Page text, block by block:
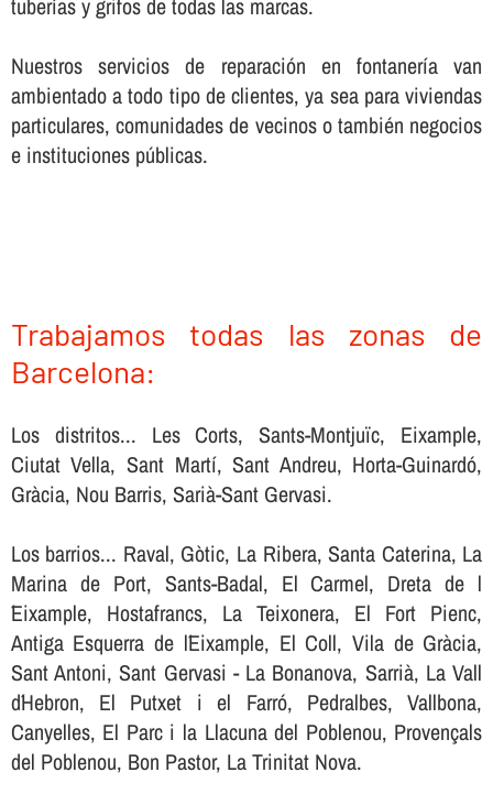
tuberí­as y grifos de todas las marcas.
Nuestros servicios de reparación en fontanerí­a van
ambientado a todo tipo de clientes, ya sea para viviendas
particulares, comunidades de vecinos o también negocios
e instituciones públicas.
Trabajamos todas las zonas de
Barcelona:
Los distritos... Les Corts, Sants-Montjuïc, Eixample,
Ciutat Vella, Sant Martí, Sant Andreu, Horta-Guinardó,
Gràcia, Nou Barris, Sarià-Sant Gervasi.
Los barrios... Raval, Gòtic, La Ribera, Santa Caterina, La
Marina de Port, Sants-Badal, El Carmel, Dreta de l
´Eixample, Hostafrancs, La Teixonera, El Fort Pienc,
Antiga Esquerra de l´Eixample, El Coll, Vila de Gràcia,
Sant Antoni, Sant Gervasi - La Bonanova, Sarrià, La Vall
d´Hebron, El Putxet i el Farró, Pedralbes, Vallbona,
Canyelles, El Parc i la Llacuna del Poblenou, Provençals
del Poblenou, Bon Pastor, La Trinitat Nova.